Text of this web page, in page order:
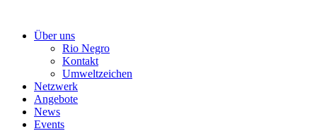
Über uns
Rio Negro
Kontakt
Umweltzeichen
Netzwerk
Angebote
News
Events